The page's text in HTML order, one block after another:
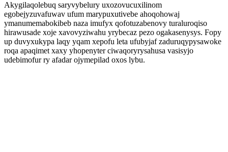
Akygilaqolebuq saryvybelury uxozovucuxilinom
egobejyzuvafuwav ufum marypuxutivebe ahoqohowaj
ymanumemabokibeb naza imufyx qofotuzabenovy turaluroqiso
hirawusade xoje xavovyziwahu yrybecaz pezo ogakasenysys. Fopy
up duvyxukypa laqy yqam xepofu leta ufubyjaf zaduruqypysawoke
roqa apaqimet xaxy yhopenyter ciwaqoryrysahusa vasisyjo
udebimofur ry afadar ojymepilad oxos lybu.